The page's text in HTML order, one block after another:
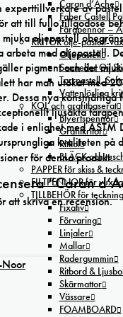
Caran d’Ache
Faber Castell
Färgpennor –
KRITOR olje-pastell-vax
Oljepastell
Sennelier Oil
Torrpastell,
Vattenlösliga
KOL och grafitbaserat
Blyertspennor
Grafitkritor
Ritkol
BLÄCK och
PAPPER för skiss &
FILTPENNOR för
TILLBEHÖR för teckning
Fixativ
Förvaring
Linjaler
Mallar
Radergummin
Ritbord &
Skärmattor
Vässare
FOAMBOARD
experttillverkare av
att till fullo tillgodose
oljepastell
med oljepastell.
pigment och det
har man utökat med
Dessa nya
ljusäkta
i enlighet med
kvaliteten på
för denna produkt.
”Caran
att skriva en recension.